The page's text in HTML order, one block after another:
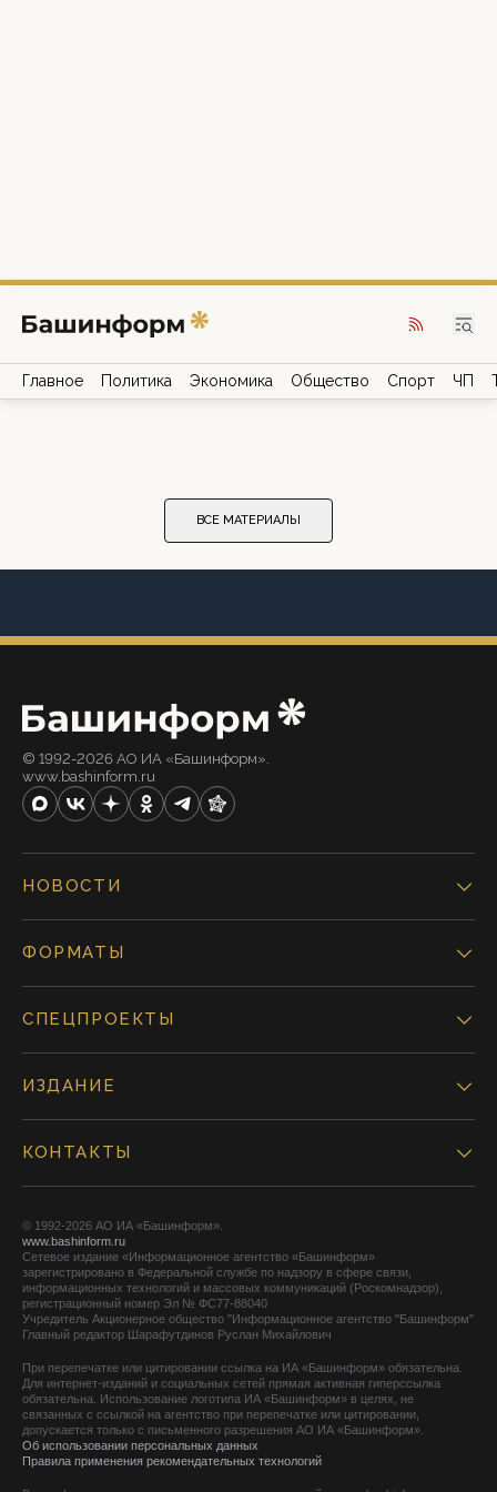
Главное Политика Экономика Общество Спорт ЧП
ВСЕ МАТЕРИАЛЫ
© 1992-2026 АО ИА «Башинформ».
www.bashinform.ru
НОВОСТИ
ФОРМАТЫ
СПЕЦПРОЕКТЫ
ИЗДАНИЕ
КОНТАКТЫ
© 1992-2026 АО ИА «Башинформ».
www.bashinform.ru
Сетевое издание «Информационное агентство «Башинформ»
зарегистрировано в Федеральной службе по надзору в сфере связи,
информационных технологий и массовых коммуникаций (Роскомнадзор),
регистрационный номер Эл № ФС77-88040
Учредитель Акционерное общество "Информационное агентство "Башинформ"
Главный редактор Шарафутдинов Руслан Михайлович
При перепечатке или цитировании ссылка на ИА «Башинформ» обязательна.
Для интернет-изданий и социальных сетей прямая активная гиперссылка
обязательна. Использование логотипа ИА «Башинформ» в целях, не
связанных с ссылкой на агентство при перепечатке или цитировании,
допускается только с письменного разрешения АО ИА «Башинформ».
Об использовании персональных данных
Правила применения рекомендательных технологий